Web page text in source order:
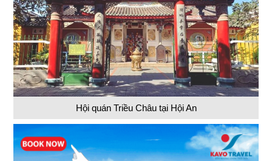
Hội quán Triều Châu tại Hội An